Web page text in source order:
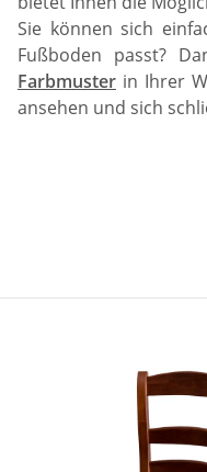
Sie können sich
Fußboden passt?
Farbmuster in Ihrer
ansehen und sich